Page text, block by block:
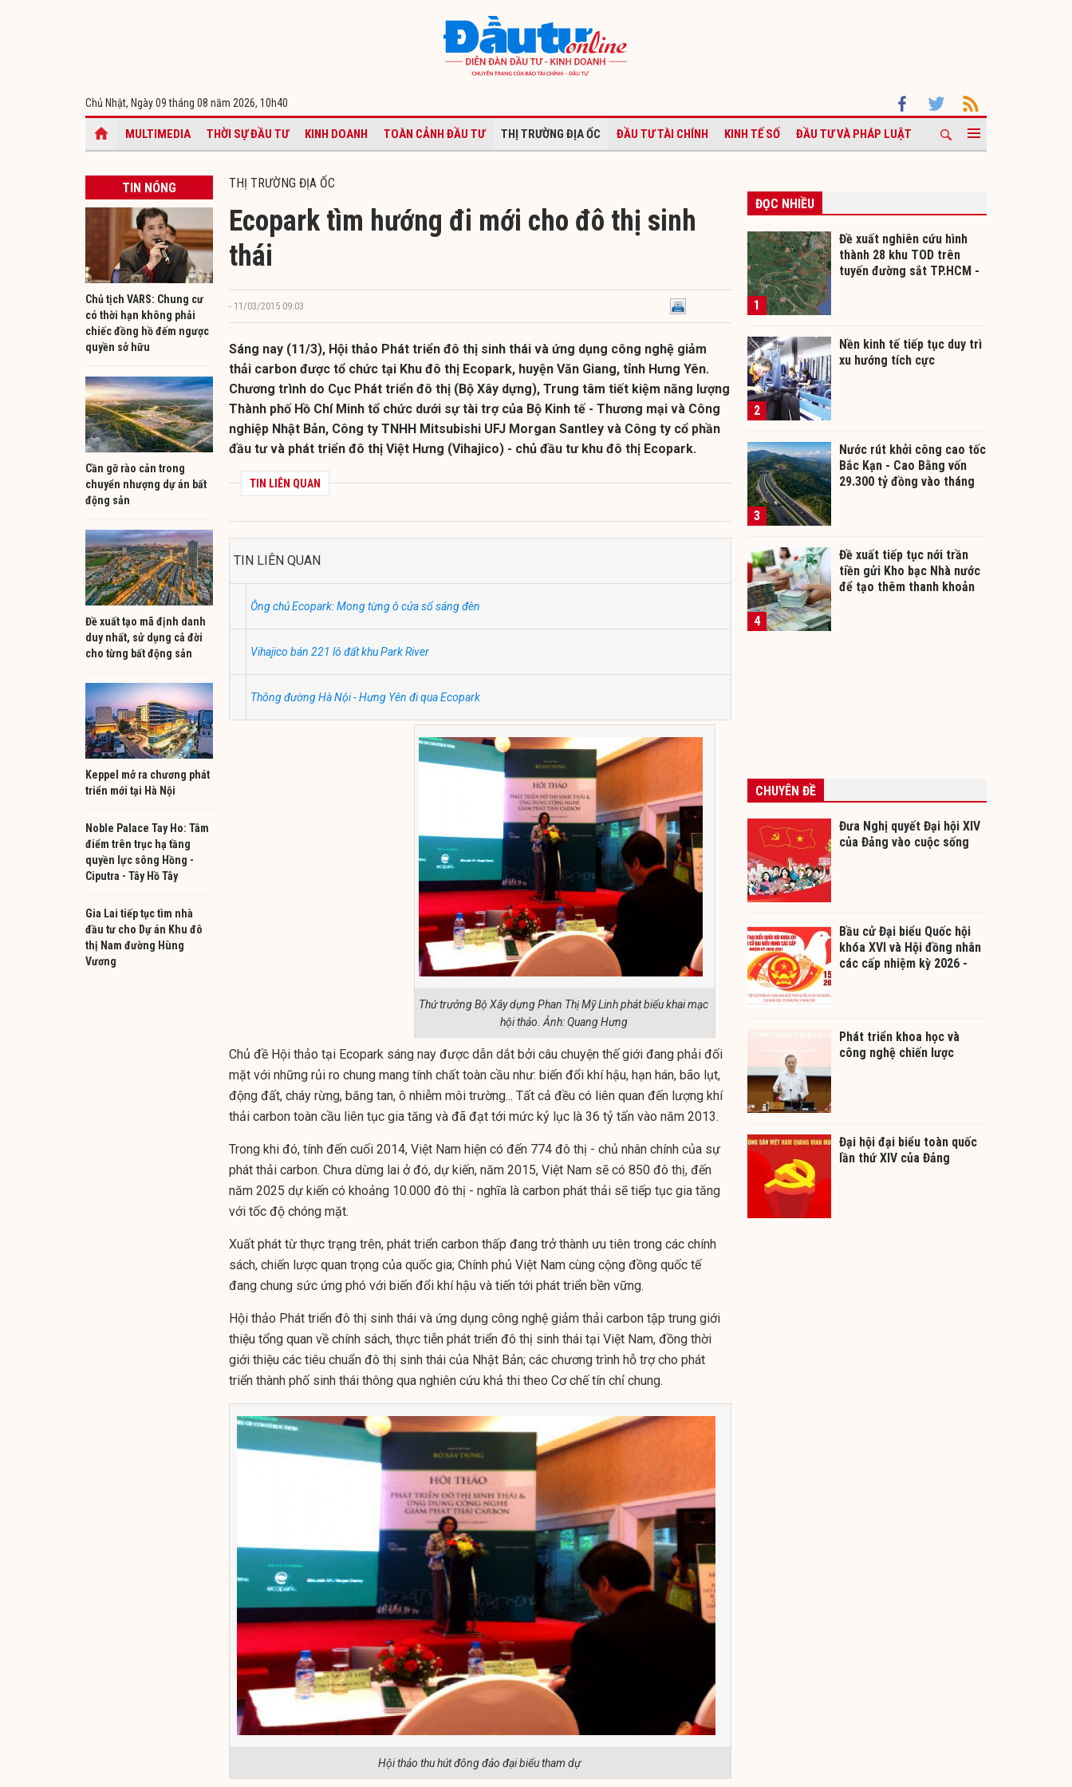
Chủ Nhật, Ngày 09 tháng 08 năm 2026, 10h40
MULTIMEDIA THỜI SỰ ĐẦU TƯ KINH DOANH TOÀN CẢNH ĐẦU TƯ THỊ TRƯỜNG ĐỊA ỐC ĐẦU TƯ TÀI CHÍNH KINH TẾ SỐ ĐẦU TƯ VÀ PHÁP LUẬT
TIN NÓNG
Chủ tịch VARS: Chung cư
có thời hạn không phải
chiếc đồng hồ đếm ngược
quyền sở hữu
Cần gỡ rào cản trong
chuyển nhượng dự án bất
động sản
Đề xuất tạo mã định danh
duy nhất, sử dụng cả đời
cho từng bất động sản
Keppel mở ra chương phát
triển mới tại Hà Nội
Noble Palace Tay Ho: Tâm
điểm trên trục hạ tầng
quyền lực sông Hồng -
Ciputra - Tây Hồ Tây
Gia Lai tiếp tục tìm nhà
đầu tư cho Dự án Khu đô
thị Nam đường Hùng
Vương
THỊ TRƯỜNG ĐỊA ỐC
Ecopark tìm hướng đi mới cho đô thị sinh
thái
- 11/03/2015 09:03
Sáng nay (11/3), Hội thảo Phát triển đô thị sinh thái và ứng dụng công nghệ giảm
thải carbon được tổ chức tại Khu đô thị Ecopark, huyện Văn Giang, tỉnh Hưng Yên.
Chương trình do Cục Phát triển đô thị (Bộ Xây dựng), Trung tâm tiết kiệm năng lượng
Thành phố Hồ Chí Minh tổ chức dưới sự tài trợ của Bộ Kinh tế - Thương mại và Công
nghiệp Nhật Bản, Công ty TNHH Mitsubishi UFJ Morgan Santley và Công ty cổ phần
đầu tư và phát triển đô thị Việt Hưng (Vihajico) - chủ đầu tư khu đô thị Ecopark.
TIN LIÊN QUAN
TIN LIÊN QUAN
Ông chủ Ecopark: Mong từng ô cửa sổ sáng đèn
Vihajico bán 221 lô đất khu Park River
Thông đường Hà Nội - Hưng Yên đi qua Ecopark
Thứ trưởng Bộ Xây dựng Phan Thị Mỹ Linh phát biểu khai mạc
hội thảo. Ảnh: Quang Hưng
Chủ đề Hội thảo tại Ecopark sáng nay được dẫn dắt bởi câu chuyện thế giới đang phải đối
mặt với những rủi ro chung mang tính chất toàn cầu như: biến đổi khí hậu, hạn hán, bão lụt,
động đất, cháy rừng, băng tan, ô nhiễm môi trường... Tất cả đều có liên quan đến lượng khí
thải carbon toàn cầu liên tục gia tăng và đã đạt tới mức kỷ lục là 36 tỷ tấn vào năm 2013.
Trong khi đó, tính đến cuối 2014, Việt Nam hiện có đến 774 đô thị - chủ nhân chính của sự
phát thải carbon. Chưa dừng lai ở đó, dự kiến, năm 2015, Việt Nam sẽ có 850 đô thị, đến
năm 2025 dự kiến có khoảng 10.000 đô thị - nghĩa là carbon phát thải sẽ tiếp tục gia tăng
với tốc độ chóng mặt.
Xuất phát từ thực trạng trên, phát triển carbon thấp đang trở thành ưu tiên trong các chính
sách, chiến lược quan trọng của quốc gia; Chính phủ Việt Nam cùng cộng đồng quốc tế
đang chung sức ứng phó với biến đổi khí hậu và tiến tới phát triển bền vững.
Hội thảo Phát triển đô thị sinh thái và ứng dụng công nghệ giảm thải carbon tập trung giới
thiệu tổng quan về chính sách, thực tiễn phát triển đô thị sinh thái tại Việt Nam, đồng thời
giới thiệu các tiêu chuẩn đô thị sinh thái của Nhật Bản; các chương trình hỗ trợ cho phát
triển thành phố sinh thái thông qua nghiên cứu khả thi theo Cơ chế tín chỉ chung.
Hội thảo thu hút đông đảo đại biểu tham dự
ĐỌC NHIỀU
1
Đề xuất nghiên cứu hình
thành 28 khu TOD trên
tuyến đường sắt TP.HCM -
2
Nền kinh tế tiếp tục duy trì
xu hướng tích cực
3
Nước rút khởi công cao tốc
Bắc Kạn - Cao Bằng vốn
29.300 tỷ đồng vào tháng
4
Đề xuất tiếp tục nới trần
tiền gửi Kho bạc Nhà nước
để tạo thêm thanh khoản
CHUYÊN ĐỀ
Đưa Nghị quyết Đại hội XIV
của Đảng vào cuộc sống
Bầu cử Đại biểu Quốc hội
khóa XVI và Hội đồng nhân
các cấp nhiệm kỳ 2026 -
Phát triển khoa học và
công nghệ chiến lược
Đại hội đại biểu toàn quốc
lần thứ XIV của Đảng